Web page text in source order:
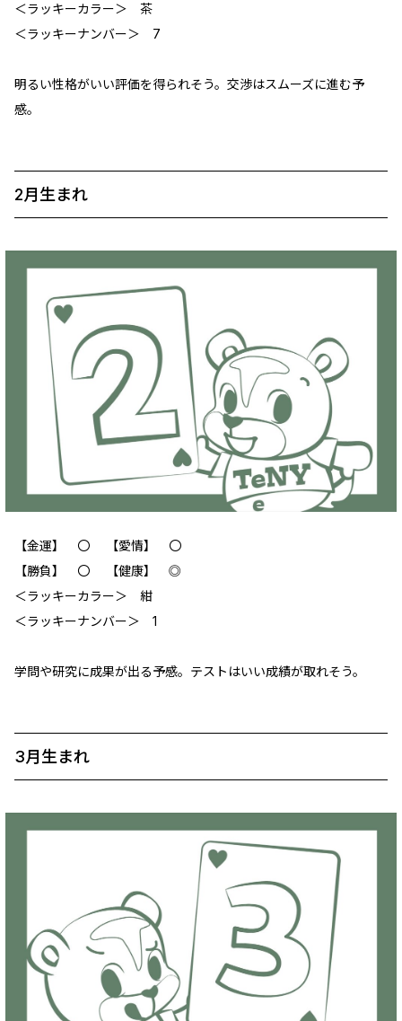
＜ラッキーカラー＞ 茶
＜ラッキーナンバー＞ 7
明るい性格がいい評価を得られそう。交渉はスムーズに進む予
感。
2月生まれ
【金運】 〇 【愛情】 〇
【勝負】 〇 【健康】 ◎
＜ラッキーカラー＞ 紺
＜ラッキーナンバー＞ 1
学問や研究に成果が出る予感。テストはいい成績が取れそう。
3月生まれ